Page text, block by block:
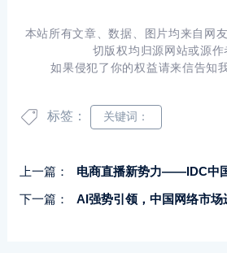
本站所有文章、数据、图片均来自网
切版权均归源网站或源作
如果侵犯了你的权益请来信告知
标签： 关键词：
上一篇：
电商直播新势力——IDC中国AI Agent之
下一篇：
AI强势引领，中国网络市场